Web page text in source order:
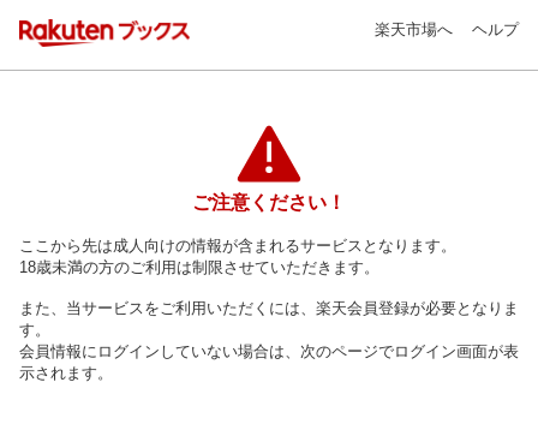
楽天市場へ ヘルプ
ご注意ください！
ここから先は成人向けの情報が含まれるサービスとなります。
18歳未満の方のご利用は制限させていただきます。
また、当サービスをご利用いただくには、楽天会員登録が必要となりま
す。
会員情報にログインしていない場合は、次のページでログイン画面が表
示されます。